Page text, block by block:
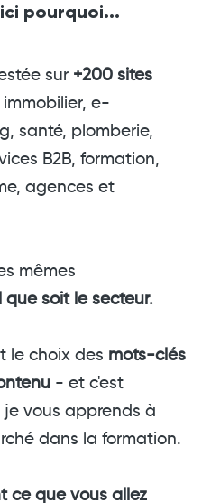
pourquoi...
sur +200 sites
immobilier, e-
santé, plomberie,
B2B, formation,
agences et
mêmes
que soit le secteur.
le choix des mots-clés
- et c'est
vous apprends à
dans la formation.
ce que vous allez